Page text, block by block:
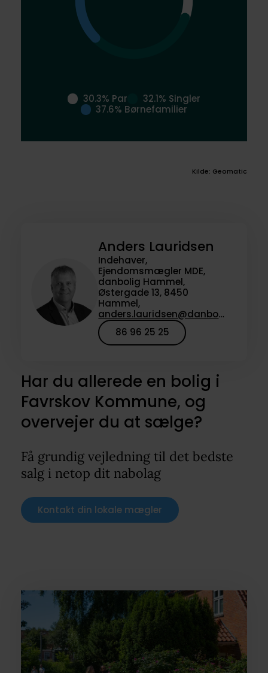
30.3% Par
32.1% Singler
37.6% Børnefamilier
Kilde: Geomatic
Anders Lauridsen
Indehaver,
Ejendomsmægler MDE,
danbolig Hammel,
Østergade 13, 8450
Hammel,
anders.lauridsen@danbolig.dk
86 96 25 25
Har du allerede en bolig i
Favrskov Kommune, og
overvejer du at sælge?
Få grundig vejledning til det bedste
salg i netop dit nabolag
Kontakt din lokale mægler